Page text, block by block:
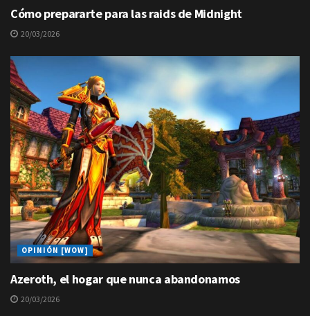
Cómo prepararte para las raids de Midnight
20/03/2026
OPINIÓN [WOW]
Azeroth, el hogar que nunca abandonamos
20/03/2026